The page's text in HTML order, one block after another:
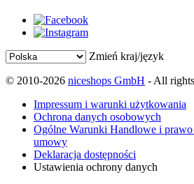
Zmień kraj/język
© 2010-2026 niceshops GmbH - All
Impressum i warunki użytkowania
Ochrona danych osobowych
Ogólne Warunki Handlowe i prawo
umowy
Deklaracja dostępności
Ustawienia ochrony danych